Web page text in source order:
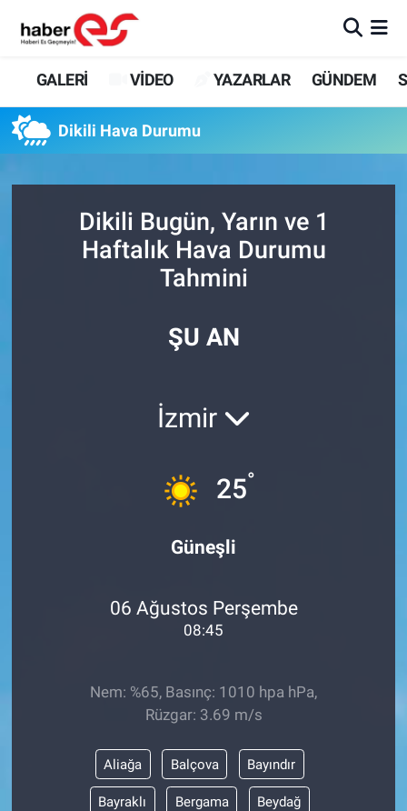
GALERİ VİDEO YAZARLAR GÜNDEM
Dikili Hava Durumu
Dikili Bugün, Yarın ve 1
Haftalık Hava Durumu
Tahmini
ŞU AN
İzmir
25°
Güneşli
06 Ağustos Perşembe
08:45
Nem: %65, Basınç: 1010 hpa hPa,
Rüzgar: 3.69 m/s
Aliağa Balçova Bayındır
Bayraklı Bergama Beydağ
GALERİ
GÜNDEM
SİYASET
Eskişehir Nöbetçi Eczaneler
Süper Lig Puan Durumu ve Fikstür
Tüm Manşetler